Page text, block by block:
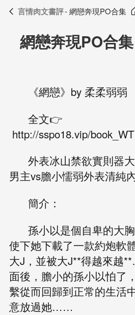
言情肉文書評
網戀奔現PO合集
《網戀》by 柔柔弱弱
全文👉
http://sspo18.vip/
外表冰山禁欲實則器
男主vs膽小懦弱外表清純
簡介：
孫小以是個自卑的大
使下她下載了一款約炮軟
大J，並被大J**得越來越
面後，膽小的孫小以怕了
繫從而回歸到正常的生活
意放過她……
言情肉文書評- 網戀奔現PO合集